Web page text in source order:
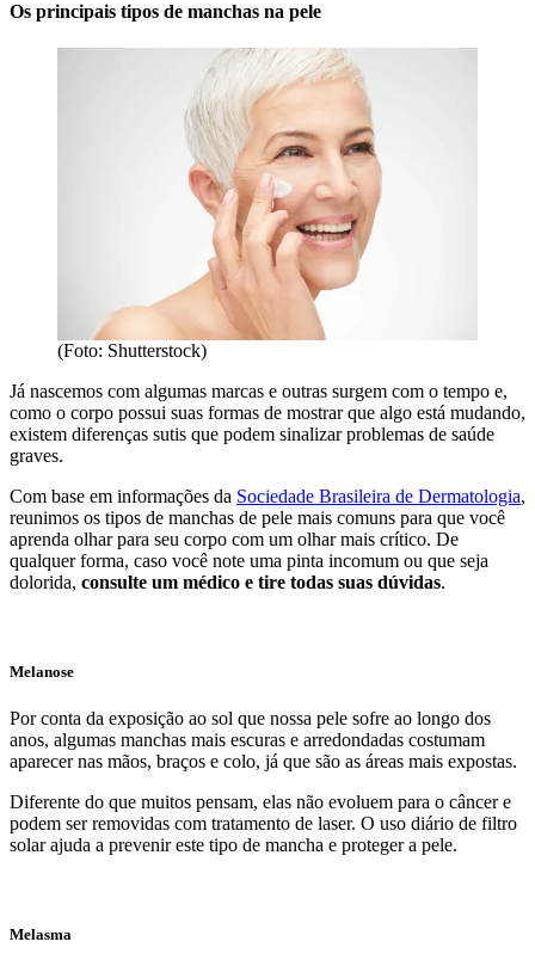
Os principais tipos de manchas na pele
(Foto: Shutterstock)
Já nascemos com algumas marcas e outras surgem com o tempo e,
como o corpo possui suas formas de mostrar que algo está mudando,
existem diferenças sutis que podem sinalizar problemas de saúde
graves.
Com base em informações da Sociedade Brasileira de Dermatologia,
reunimos os tipos de manchas de pele mais comuns para que você
aprenda olhar para seu corpo com um olhar mais crítico. De
qualquer forma, caso você note uma pinta incomum ou que seja
dolorida, consulte um médico e tire todas suas dúvidas.
Melanose
Por conta da exposição ao sol que nossa pele sofre ao longo dos
anos, algumas manchas mais escuras e arredondadas costumam
aparecer nas mãos, braços e colo, já que são as áreas mais expostas.
Diferente do que muitos pensam, elas não evoluem para o câncer e
podem ser removidas com tratamento de laser. O uso diário de filtro
solar ajuda a prevenir este tipo de mancha e proteger a pele.
Melasma